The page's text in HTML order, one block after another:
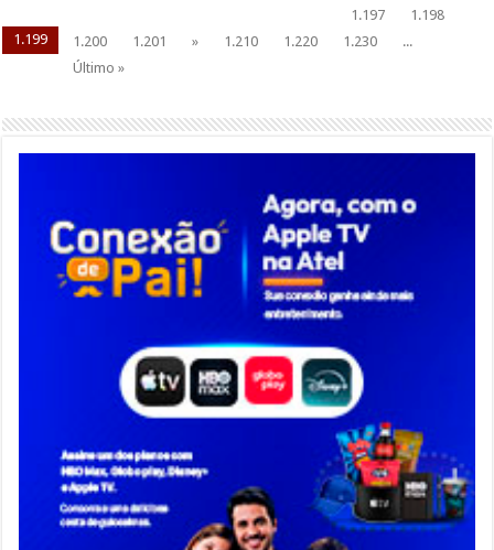
1.197
1.198
1.199
1.200 1.201 » 1.210 1.220 1.230
...
Último »